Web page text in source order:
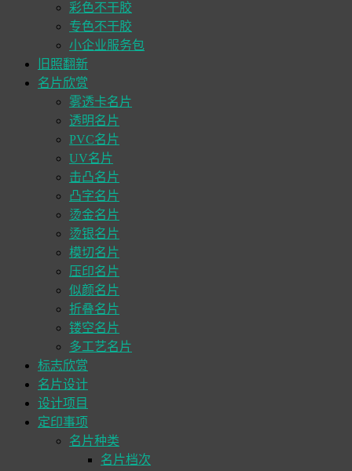
彩色不干胶
专色不干胶
小企业服务包
旧照翻新
名片欣赏
雾透卡名片
透明名片
PVC名片
UV名片
击凸名片
凸字名片
烫金名片
烫银名片
模切名片
压印名片
似颜名片
折叠名片
镂空名片
多工艺名片
标志欣赏
名片设计
设计项目
定印事项
名片种类
名片档次